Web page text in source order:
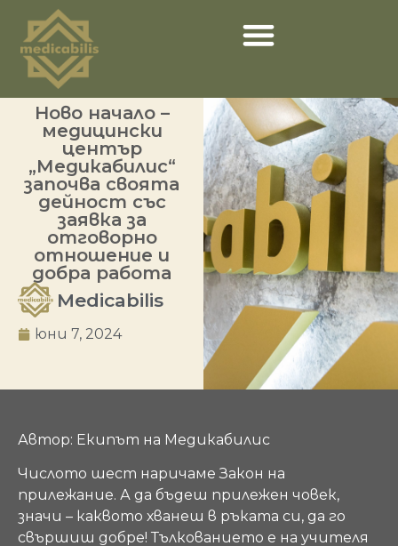
Ново начало –
медицински
център
„Медикабилис“
започва своята
дейност със
заявка за
отговорно
отношение и
добра работа
Medicabilis
юни 7, 2024
Автор: Екипът на Медикабилис
Числото шест наричаме Закон на
прилежание. А да бъдеш прилежен човек,
значи – каквото хванеш в ръката си, да го
свършиш добре! Тълкованието е на учителя